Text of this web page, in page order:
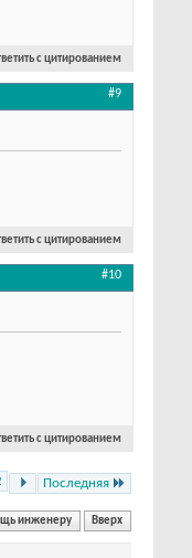
с цитированием
#9
с цитированием
#10
с цитированием
Последняя
инженеру Вверх